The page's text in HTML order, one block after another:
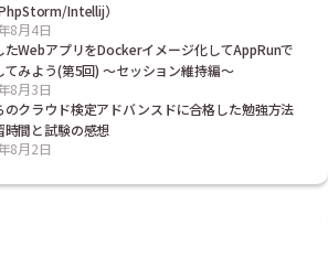
PhpStorm/Intellij）
8月4日
たWebアプリをDockerイメージ化してAppRunで
てみよう(第5回) ～セッション維持編～
8月3日
のクラウド検定アドバンスドに合格した勉強方法
時間と試験の感想
8月2日